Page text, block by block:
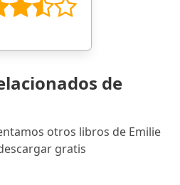
de
otros libros de Emilie
gratis